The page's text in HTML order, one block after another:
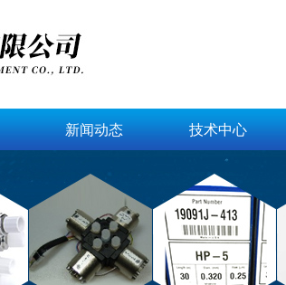
新闻动态 技术中心